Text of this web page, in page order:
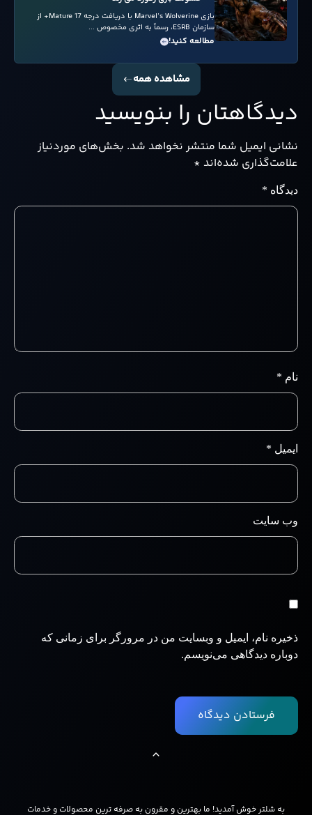
بازی Marvel’s Wolverine با دریافت درجه Mature 17+ از
سازمان ESRB، رسماً به اثری مخصوص ...
مطالعه کنید!
مشاهده همه
دیدگاهتان را بنویسید
نشانی ایمیل شما منتشر نخواهد شد. بخش‌های موردنیاز
علامت‌گذاری شده‌اند *
دیدگاه *
نام *
ایمیل *
وب‌ سایت
ذخیره نام، ایمیل و وبسایت من در مرورگر برای زمانی که
دوباره دیدگاهی می‌نویسم.
به شلتر خوش آمدید! ما بهترین و مقرون به صرفه ترین محصولات و خدمات